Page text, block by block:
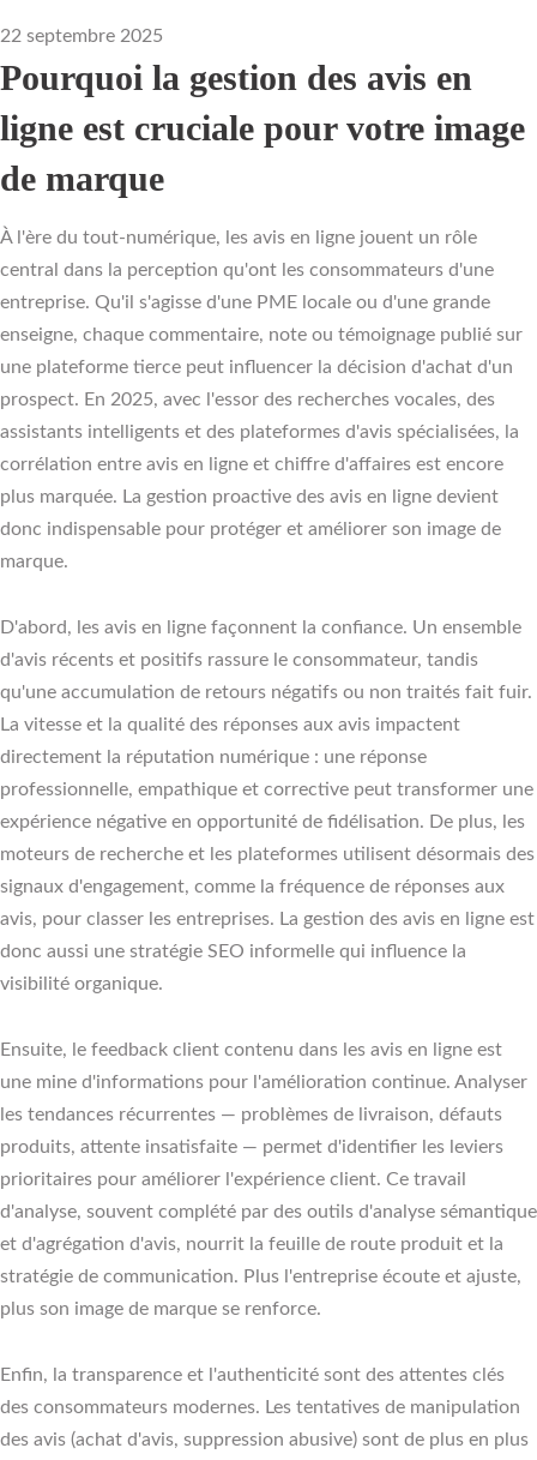
22 septembre 2025
Pourquoi la gestion des avis en
ligne est cruciale pour votre image
de marque
À l'ère du tout-numérique, les avis en ligne jouent un rôle
central dans la perception qu'ont les consommateurs d'une
entreprise. Qu'il s'agisse d'une PME locale ou d'une grande
enseigne, chaque commentaire, note ou témoignage publié sur
une plateforme tierce peut influencer la décision d'achat d'un
prospect. En 2025, avec l'essor des recherches vocales, des
assistants intelligents et des plateformes d'avis spécialisées, la
corrélation entre avis en ligne et chiffre d'affaires est encore
plus marquée. La gestion proactive des avis en ligne devient
donc indispensable pour protéger et améliorer son image de
marque.
D'abord, les avis en ligne façonnent la confiance. Un ensemble
d'avis récents et positifs rassure le consommateur, tandis
qu'une accumulation de retours négatifs ou non traités fait fuir.
La vitesse et la qualité des réponses aux avis impactent
directement la réputation numérique : une réponse
professionnelle, empathique et corrective peut transformer une
expérience négative en opportunité de fidélisation. De plus, les
moteurs de recherche et les plateformes utilisent désormais des
signaux d'engagement, comme la fréquence de réponses aux
avis, pour classer les entreprises. La gestion des avis en ligne est
donc aussi une stratégie SEO informelle qui influence la
visibilité organique.
Ensuite, le feedback client contenu dans les avis en ligne est
une mine d'informations pour l'amélioration continue. Analyser
les tendances récurrentes — problèmes de livraison, défauts
produits, attente insatisfaite — permet d'identifier les leviers
prioritaires pour améliorer l'expérience client. Ce travail
d'analyse, souvent complété par des outils d'analyse sémantique
et d'agrégation d'avis, nourrit la feuille de route produit et la
stratégie de communication. Plus l'entreprise écoute et ajuste,
plus son image de marque se renforce.
Enfin, la transparence et l'authenticité sont des attentes clés
des consommateurs modernes. Les tentatives de manipulation
des avis (achat d'avis, suppression abusive) sont de plus en plus